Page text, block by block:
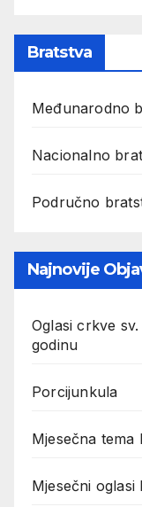
Bratstva
Međunarodno
Nacionalno
Područno
Najnovije
Oglasi crkve
godinu
Porcijunkula
Mjesečna tema
Mjesečni